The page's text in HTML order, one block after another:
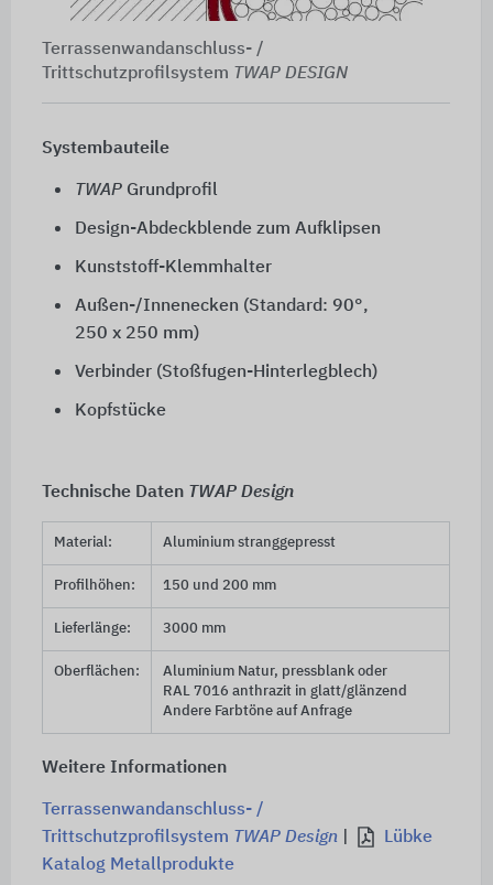
Terrassenwandanschluss- /
Trittschutzprofilsystem TWAP DESIGN
Systembauteile
TWAPGrundprofil
Design-Abdeckblende zum Aufklipsen
Kunststoff-Klemmhalter
Außen-/Innenecken (Standard: 90°,
250 x 250 mm)
Verbinder (Stoßfugen-Hinterlegblech)
Kopfstücke
Technische Daten TWAP Design
Material: Aluminium stranggepresst
Profilhöhen: 150 und 200 mm
Lieferlänge: 3000 mm
Oberflächen:
Aluminium Natur, pressblank oder
RAL 7016 anthrazitin glatt/glänzend
Andere Farbtöne auf Anfrage
Weitere Informationen
Terrassenwandanschluss- /
Trittschutzprofilsystem TWAP Design|
Lübke
Katalog Metallprodukte